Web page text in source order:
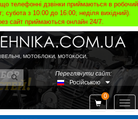
телефонні дзвінки приймаються в робочий
субота з 10:00 до 16:00; неділя вихідний).
сайт приймаються онлайн 24/7.
МОТОБЛОКИ, МОТОКОСИ,
Переглянути сайт:
Російською
0